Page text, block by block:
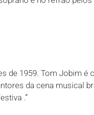
de 1959. Tom Jobim
da cena musical
.”